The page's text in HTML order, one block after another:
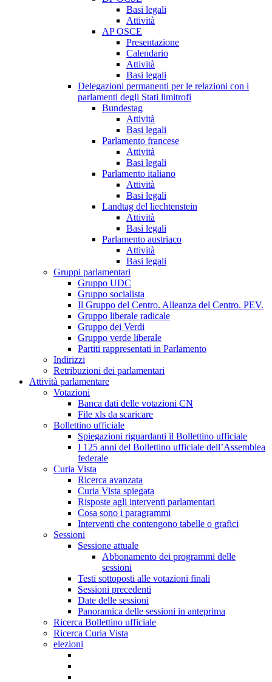
Basi legali
Attività
AP OSCE
Presentazione
Calendario
Attività
Basi legali
Delegazioni permanenti per le relazioni con i
parlamenti degli Stati limitrofi
Bundestag
Attività
Basi legali
Parlamento francese
Attività
Basi legali
Parlamento italiano
Attività
Basi legali
Landtag del liechtenstein
Attività
Basi legali
Parlamento austriaco
Attività
Basi legali
Gruppi parlamentari
Gruppo UDC
Gruppo socialista
Il Gruppo del Centro. Alleanza del Centro. PEV.
Gruppo liberale radicale
Gruppo dei Verdi
Gruppo verde liberale
Partiti rappresentati in Parlamento
Indirizzi
Retribuzioni dei parlamentari
Attività parlamentare
Votazioni
Banca dati delle votazioni CN
File xls da scaricare
Bollettino ufficiale
Spiegazioni riguardanti il Bollettino ufficiale
I 125 anni del Bollettino ufficiale dell’Assemblea
federale
Curia Vista
Ricerca avanzata
Curia Vista spiegata
Risposte agli interventi parlamentari
Cosa sono i paragrammi
Interventi che contengono tabelle o grafici
Sessioni
Sessione attuale
Abbonamento dei programmi delle
sessioni
Testi sottoposti alle votazioni finali
Sessioni precedenti
Date delle sessioni
Panoramica delle sessioni in anteprima
Ricerca Bollettino ufficiale
Ricerca Curia Vista
elezioni